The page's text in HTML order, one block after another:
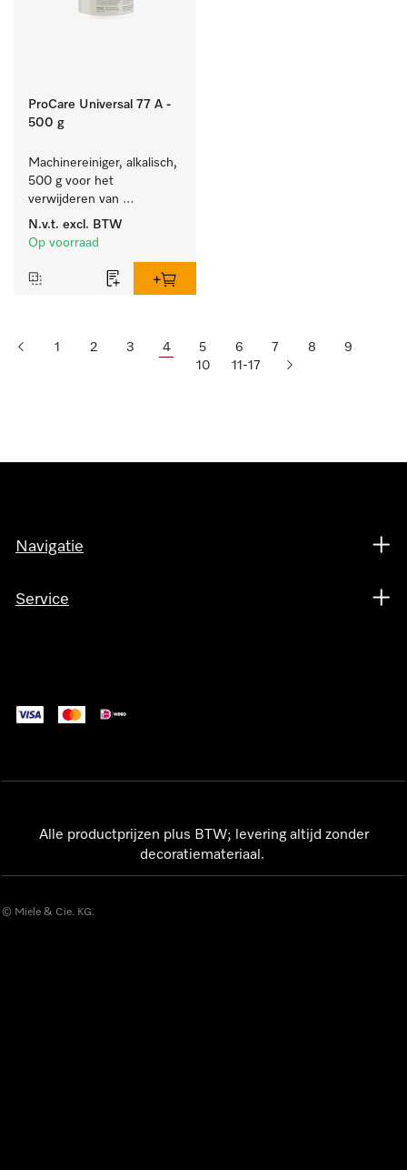
ProCare Universal 77 A -
500 g
Machinereiniger, alkalisch,
500 g voor het
verwijderen van
hardnekkige
zetmeelaanslag.
N.v.t. excl. BTW
Op voorraad
1 2 3 4 5 6 7 8
9
10
11-17
Navigatie
Service
Alle productprijzen plus BTW; levering altijd zonder
decoratiemateriaal.
© Miele & Cie. KG.